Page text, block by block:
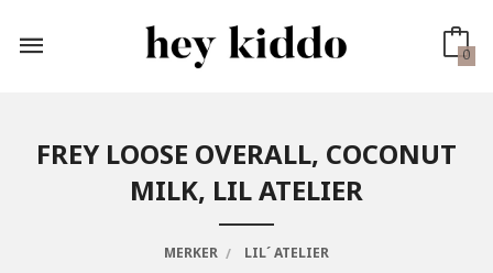
innholdet
0
FREY LOOSE OVERALL, COCONUT
MILK, LIL ATELIER
MERKER LIL´ ATELIER